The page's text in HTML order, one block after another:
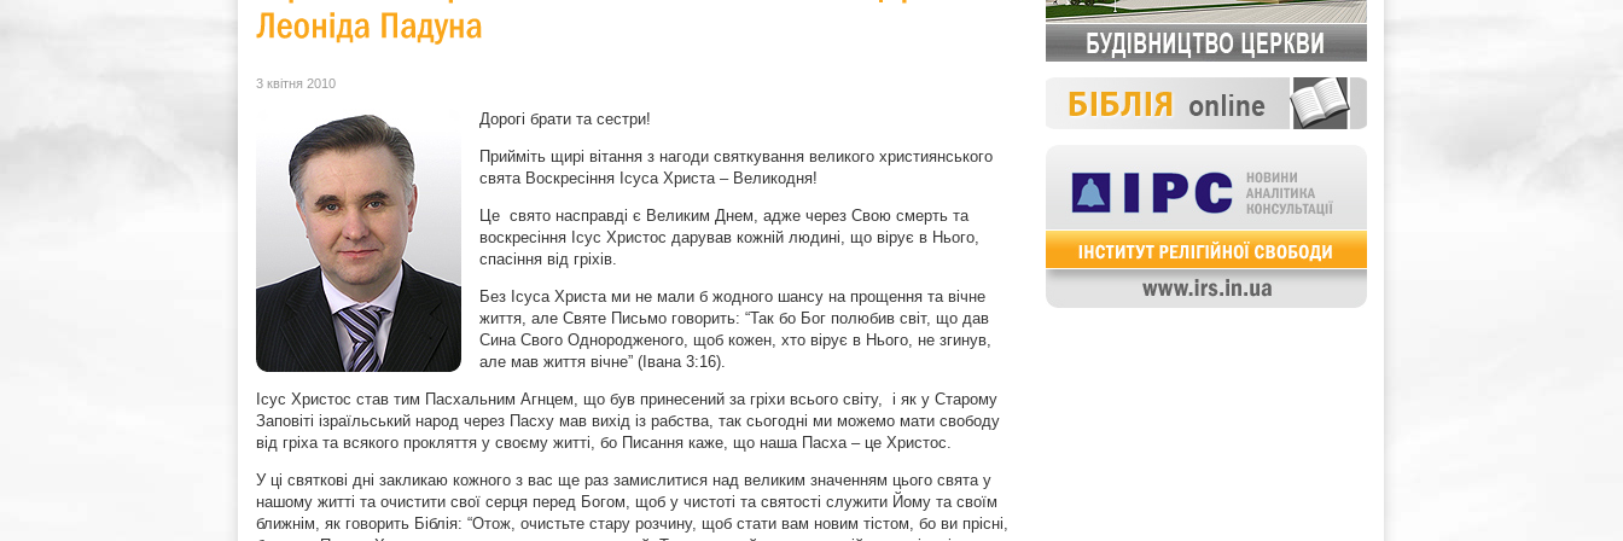
3 квітня 2010
Дорогі брати та сестри!
Прийміть щирі вітання з нагоди святкування великого християнського
свята Воскресіння Ісуса Христа – Великодня!
Це свято насправді є Великим Днем, адже через Свою смерть та
воскресіння Ісус Христос дарував кожній людині, що вірує в Нього,
спасіння від гріхів.
Без Ісуса Христа ми не мали б жодного шансу на прощення та вічне
життя, але Святе Письмо говорить: “Так бо Бог полюбив світ, що дав
Сина Свого Однородженого, щоб кожен, хто вірує в Нього, не згинув,
але мав життя вічне” (Івана 3:16).
Ісус Христос став тим Пасхальним Агнцем, що був принесений за гріхи всього світу, і як у Старому
Заповіті ізраїльський народ через Пасху мав вихід із рабства, так сьогодні ми можемо мати свободу
від гріха та всякого прокляття у своєму житті, бо Писання каже, що наша Пасха – це Христос.
У ці святкові дні закликаю кожного з вас ще раз замислитися над великим значенням цього свята у
нашому житті та очистити свої серця перед Богом, щоб у чистоті та святості служити Йому та своїм
ближнім, як говорить Біблія: “Отож, очистьте стару розчину, щоб стати вам новим тістом, бо ви прісні,